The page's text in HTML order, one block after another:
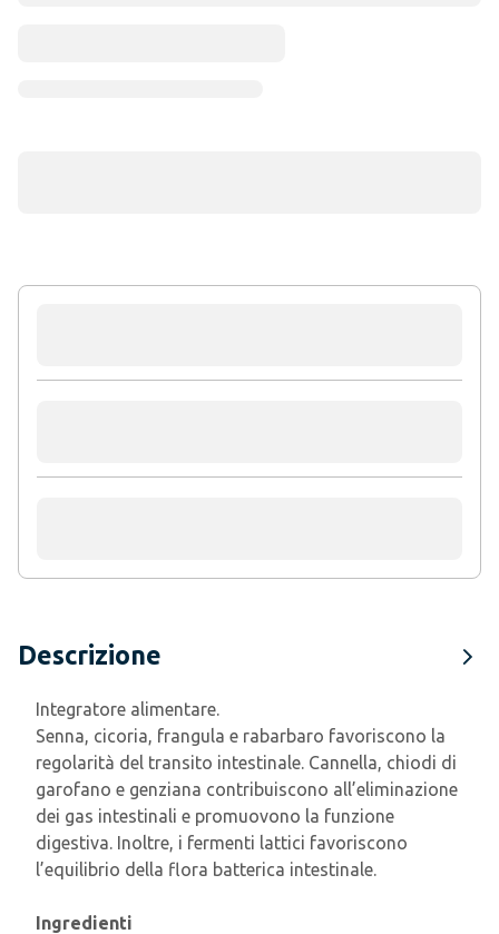
Descrizione
Integratore alimentare.
Senna, cicoria, frangula e rabarbaro favoriscono la
regolarità del transito intestinale. Cannella, chiodi di
garofano e genziana contribuiscono all’eliminazione
dei gas intestinali e promuovono la funzione
digestiva. Inoltre, i fermenti lattici favoriscono
l’equilibrio della flora batterica intestinale.
Ingredienti